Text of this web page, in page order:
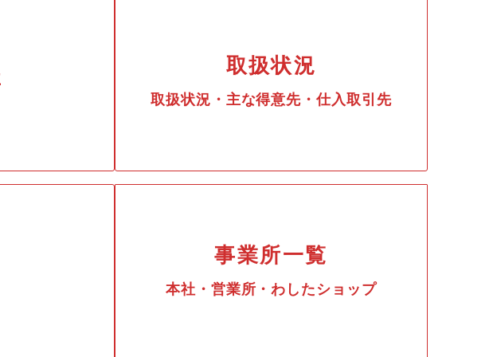
取扱状況
取扱状況・主な得意先・仕入取引先
事業所一覧
本社・営業所・わしたショップ